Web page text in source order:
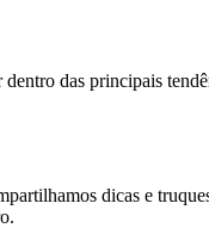
das principais
dicas e